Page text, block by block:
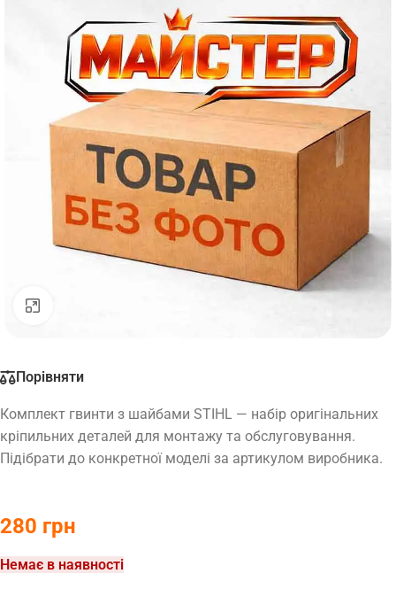
Порівняти
Комплект гвинти з шайбами STIHL — набір оригінальних
кріпильних деталей для монтажу та обслуговування.
Підібрати до конкретної моделі за артикулом виробника.
280 грн
Немає в наявності